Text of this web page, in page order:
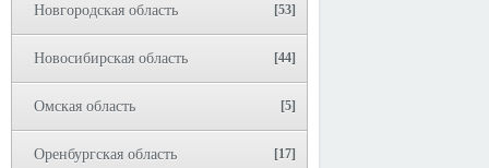
Новгородская область [53]
Новосибирская область [44]
Омская область [5]
Оренбургская область [17]